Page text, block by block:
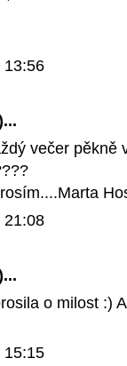
13:56
večer pěkně
21:08
o milost :)
15:15